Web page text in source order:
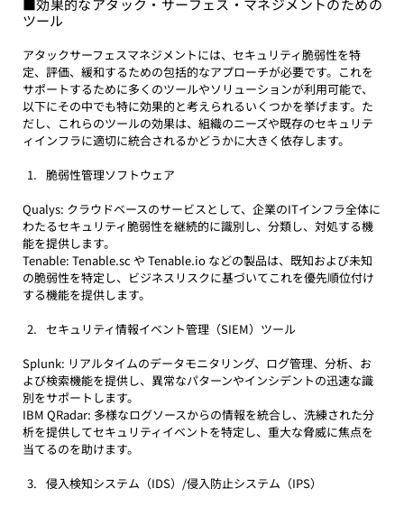
ツール
アタックサーフェスマネジメントには、セキュリティ脆弱性を特
定、評価、緩和するための包括的なアプローチが必要です。これを
サポートするために多くのツールやソリューションが利用可能で、
以下にその中でも特に効果的と考えられるいくつかを挙げます。た
だし、これらのツールの効果は、組織のニーズや既存のセキュリテ
ィインフラに適切に統合されるかどうかに大きく依存します。
脆弱性管理ソフトウェア
Qualys: クラウドベースのサービスとして、企業のITインフラ全体に
わたるセキュリティ脆弱性を継続的に識別し、分類し、対処する機
能を提供します。
Tenable: Tenable.sc や Tenable.io などの製品は、既知および未知
の脆弱性を特定し、ビジネスリスクに基づいてこれを優先順位付け
する機能を提供します。
セキュリティ情報イベント管理（SIEM）ツール
Splunk: リアルタイムのデータモニタリング、ログ管理、分析、お
よび検索機能を提供し、異常なパターンやインシデントの迅速な識
別をサポートします。
IBM QRadar: 多様なログソースからの情報を統合し、洗練された分
析を提供してセキュリティイベントを特定し、重大な脅威に焦点を
当てるのを助けます。
侵入検知システム（IDS）/侵入防止システム（IPS）